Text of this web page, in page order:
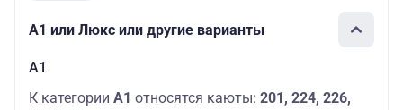
А1 или Люкс или другие варианты
А1
К категории А1 относятся каюты: 201, 224, 226,